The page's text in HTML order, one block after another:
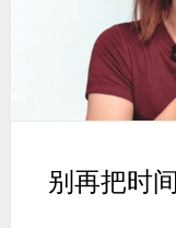
别再把时